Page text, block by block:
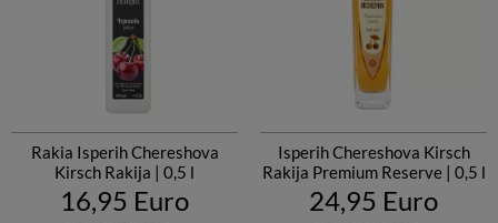
Rakia Isperih Chereshova
Kirsch Rakija | 0,5 l
16,95 Euro
Isperih Chereshova Kirsch
Rakija Premium Reserve | 0,5 l
24,95 Euro